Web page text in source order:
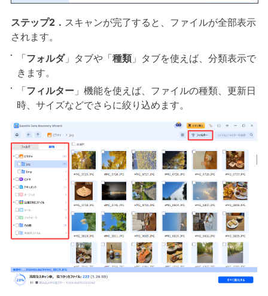
ステップ2． スキャンが完了すると、ファイルが全部表示
されます。
「フォルダ」タブや「種類」タブを使えば、分類表示で
きます。
「フィルター」機能を使えば、ファイルの種類、更新日
時、サイズなどでさらに絞り込めます。